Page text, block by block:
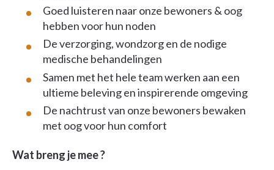
Goed luisteren naar onze bewoners & oog
hebben voor hun noden
De verzorging, wondzorg en de nodige
medische behandelingen
Samen met het hele team werken aan een
ultieme beleving en inspirerende omgeving
De nachtrust van onze bewoners bewaken
met oog voor hun comfort
Wat breng je mee ?